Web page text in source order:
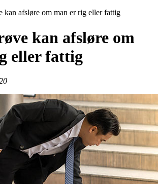
kan afsløre om man er rig eller fattig
kan afsløre om
eller fattig